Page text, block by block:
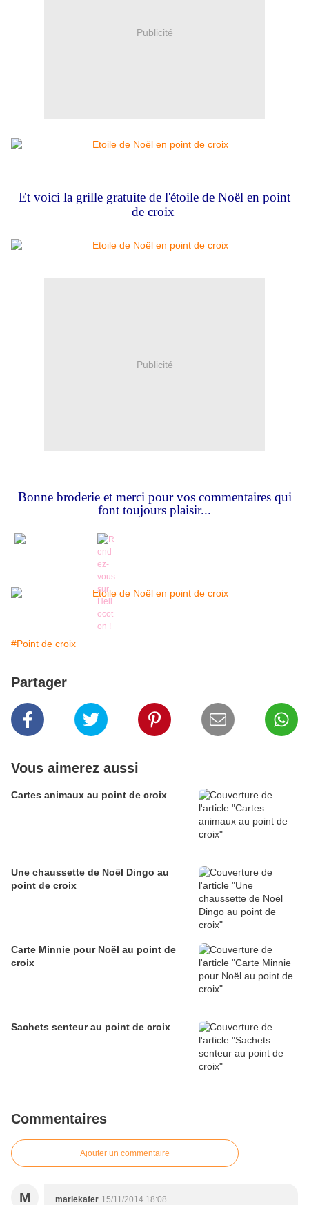
Publicité
Et voici la grille gratuite de l'étoile de Noël en point
de croix
Publicité
Bonne broderie et merci pour vos commentaires qui
font toujours plaisir...
#Point de croix
Partager
Vous aimerez aussi
Cartes animaux au point de croix
Une chaussette de Noël Dingo au
point de croix
Carte Minnie pour Noël au point de
croix
Sachets senteur au point de croix
Commentaires
Ajouter un commentaire
M mariekafer 15/11/2014 18:08